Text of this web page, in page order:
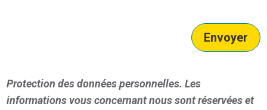
Envoyer
Protection des données personnelles. Les
informations vous concernant nous sont réservées et